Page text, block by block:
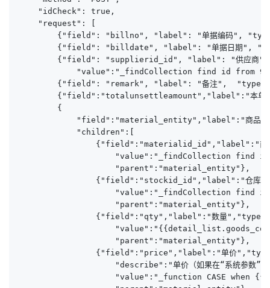
    "idCheck": true,
    "request": [
{"field": "billno", "label": "单据编码",
{"field": "billdate", "label": "单据日期",
{"field": "supplierid_id", "label": "供应商
"value":"_findCollection find id from
{"field": "remark", "label": "备注",
{"field":"totalunsettleamount","label":"本单
        {
"field":"material_entity","label":"商品
            "children":[
{"field":"materialid_id","label":"
"value":"_findCollection find
                    "parent":"material_entity"},
{"field":"stockid_id","label":"仓库
"value":"_findCollection find
                    "parent":"material_entity"},
{"field":"qty","label":"数量
                    "parent":"material_entity"},
{"field":"price","label":"单价
"describe":"单价（如果在“系统参数”的“
"value":"_function CASE when